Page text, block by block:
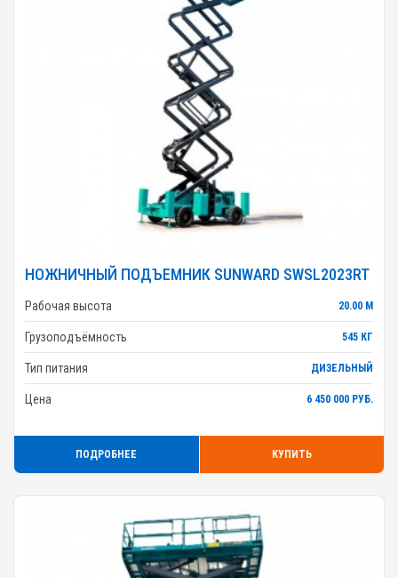
НОЖНИЧНЫЙ ПОДЪЕМНИК SUNWARD SWSL2023RT
Рабочая высота 20.00 М
Грузоподъёмность 545 КГ
Тип питания ДИЗЕЛЬНЫЙ
Цена 6 450 000 РУБ.
ПОДРОБНЕЕ КУПИТЬ